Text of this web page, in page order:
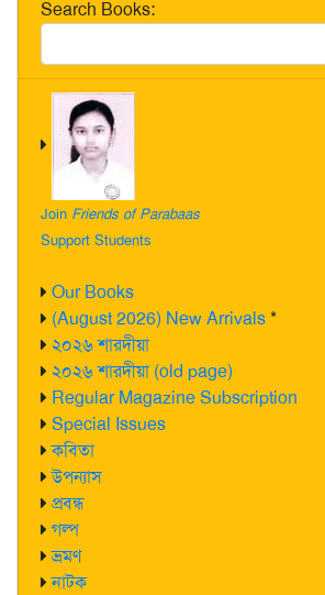
Search Books:
Join Friends of Parabaas
Support Students
Our Books
(August 2026) New Arrivals*
২০২৬ শারদীয়া
২০২৬ শারদীয়া (old page)
Regular Magazine Subscription
Special Issues
কবিতা
উপন্যাস
প্রবন্ধ
গল্প
ভ্রমণ
নাটক